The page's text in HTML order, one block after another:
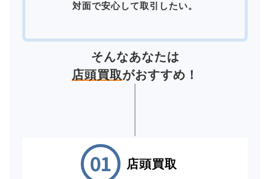
対面で安心して取引したい。
そんなあなたは
店頭買取がおすすめ！
店頭買取